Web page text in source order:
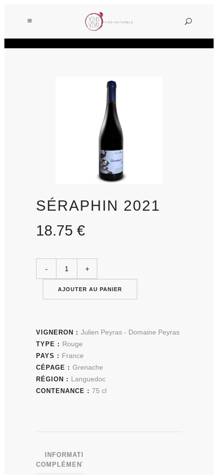
SÉRAPHIN 2021
18.75 €
AJOUTER AU PANIER
VIGNERON : Julien Peyras - Domaine Peyras
TYPE : Rouge
PAYS : France
CÉPAGE : Grenache
RÉGION : Languedoc
CONTENANCE : 75 cl
INFORMATIONS
COMPLÉMENTAIRES